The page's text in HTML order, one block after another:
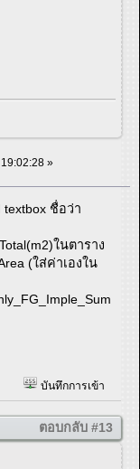
»
textbox ชื่อว่า
ในตาราง
(ใส่ค่าเองใน
บันทึกการเข้า
ตอบกลับ #13